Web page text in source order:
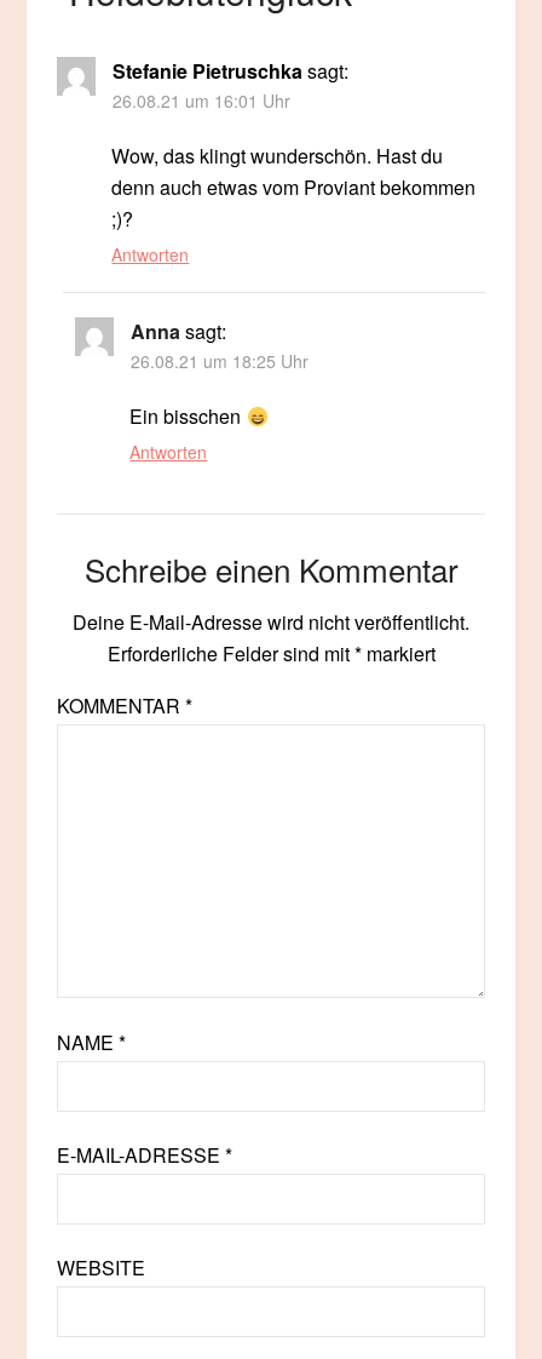
Stefanie Pietruschkasagt:
26.08.21 um 16:01 Uhr
Wow, das klingt wunderschön. Hast du
denn auch etwas vom Proviant bekommen
;)?
Antworten
Annasagt:
26.08.21 um 18:25 Uhr
Ein bisschen
Antworten
Schreibe einen Kommentar
Deine E-Mail-Adresse wird nicht veröffentlicht.
Erforderliche Felder sind mit*markiert
KOMMENTAR*
NAME*
E-MAIL-ADRESSE*
WEBSITE